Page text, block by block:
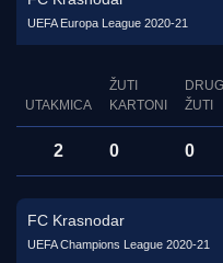
UEFA Europa League 2020-21
UTAKMICA
ŽUTI
KARTONI
DRUGI
ŽUTI
2 0 0
FC Krasnodar
UEFA Champions League 2020-21